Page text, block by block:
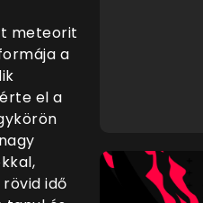
meteorit
a
el a
idő